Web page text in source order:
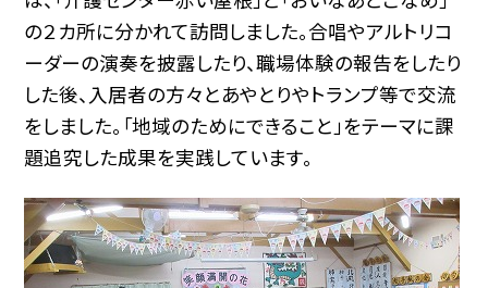
の２カ所に分かれて訪問しました。合唱やアルトリコ
ーダーの演奏を披露したり、職場体験の報告をしたり
した後、入居者の方々とあやとりやトランプ等で交流
をしました。「地域のためにできること」をテーマに課
題追究した成果を実践しています。